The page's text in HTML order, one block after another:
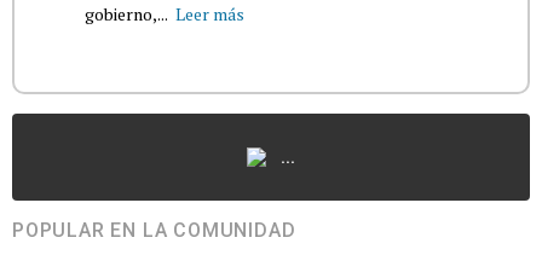
gobierno,... Leer más
...
POPULAR EN LA COMUNIDAD